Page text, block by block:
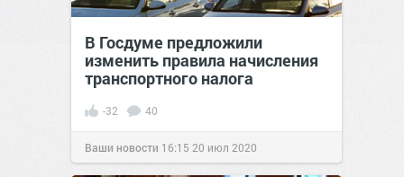
В Госдуме предложили
изменить правила начисления
транспортного налога
-32 40
Ваши новости 16:15 20 июл 2020